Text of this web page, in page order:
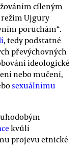
cíleným
režim Ujgury
poruchám“.
, tedy podstatné
převýchovných
ideologické
nebo mučení,
sexuálnímu
kvůli
projevu etnické